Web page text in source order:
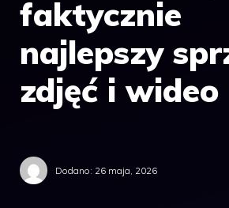
faktycznie
najlepszy
zdjęć i wideo
Dodano: 26 maja, 2026